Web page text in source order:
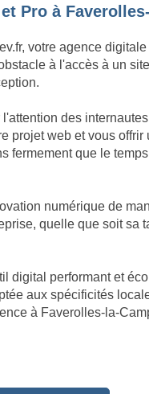
Pro à
votre agence
à l'accès à un
des
web et vous
fermement que le
numérique de
quelle que soit sa
digital performant et
aux spécificités
à Faverolles-la-